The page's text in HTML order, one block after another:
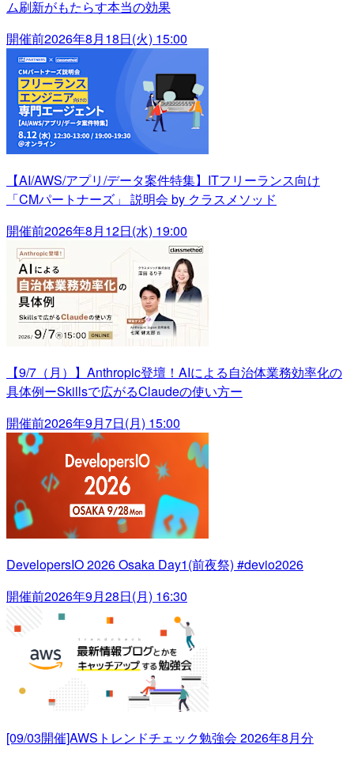
ム刷新がもたらす本当の効果
開催前2026年8月18日(火) 15:00
【AI/AWS/アプリ/データ案件特集】ITフリーランス向け
「CMパートナーズ」 説明会 by クラスメソッド
開催前2026年8月12日(水) 19:00
【9/7（月）】Anthropic登壇！AIによる自治体業務効率化の
具体例ーSkillsで広がるClaudeの使い方ー
開催前2026年9月7日(月) 15:00
DevelopersIO 2026 Osaka Day1(前夜祭) #devio2026
開催前2026年9月28日(月) 16:30
[09/03開催]AWSトレンドチェック勉強会 2026年8月分